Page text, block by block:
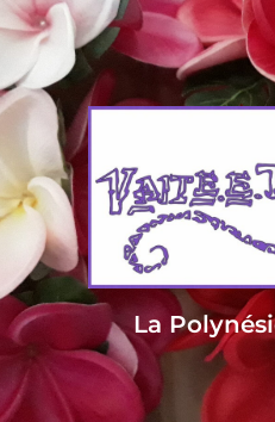
Livraison sous 24/48h en
euros d'achat en Métropole, dès
La